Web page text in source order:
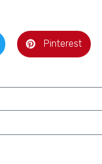
Pinterest